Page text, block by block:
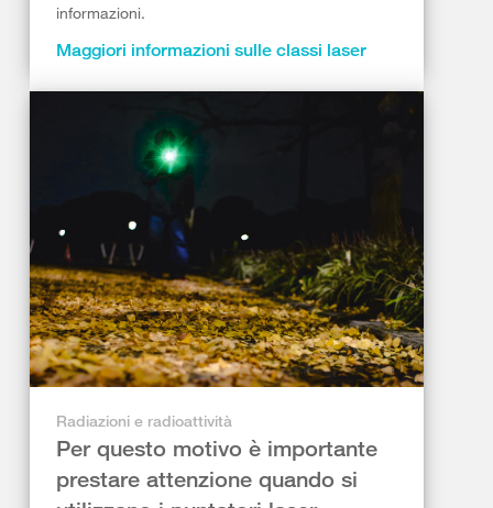
informazioni.
Maggiori informazioni sulle classi laser
Radiazioni e radioattività
Per questo motivo è importante
prestare attenzione quando si